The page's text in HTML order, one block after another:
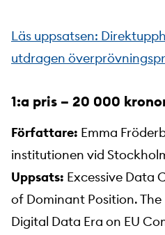
Läs uppsatsen:
utdragen
1:a pris – 20 000
Författare: Emma
institutionen vid
Uppsats: Excessive Data
of Dominant Position.
Digital Data Era on EU